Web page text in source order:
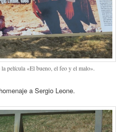
película «El bueno, el feo y el malo».
a Sergio Leone.